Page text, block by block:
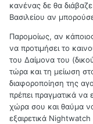
κανένας δε θα
Βασιλείου αν
Παρομοίως, αν
να προτιμήσει το
του Δαίμονα του
τώρα και τη μείωση
διαφοροποίηση της
πρέπει πραγματικά να
χώρα σου και θαύμα
εξαιρετικά